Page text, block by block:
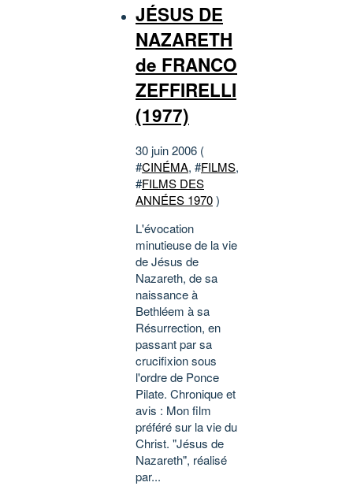
JÉSUS DE
NAZARETH
de FRANCO
ZEFFIRELLI
(1977)
30 juin 2006 (
#CINÉMA, #FILMS,
#FILMS DES
ANNÉES 1970)
L'évocation
minutieuse de la vie
de Jésus de
Nazareth, de sa
naissance à
Bethléem à sa
Résurrection, en
passant par sa
crucifixion sous
l'ordre de Ponce
Pilate. Chronique et
avis : Mon film
préféré sur la vie du
Christ. "Jésus de
Nazareth", réalisé
par...